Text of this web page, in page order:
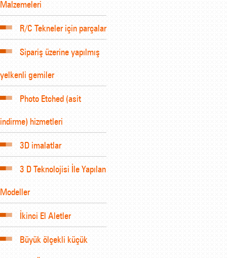
Malzemeleri
R/C Tekneler için parçalar
Sipariş üzerine yapılmış
yelkenli gemiler
Photo Etched (asit
indirme) hizmetleri
3D imalatlar
3 D Teknolojisi İle Yapılan
Modeller
İkinci El Aletler
Büyük ölçekli küçük